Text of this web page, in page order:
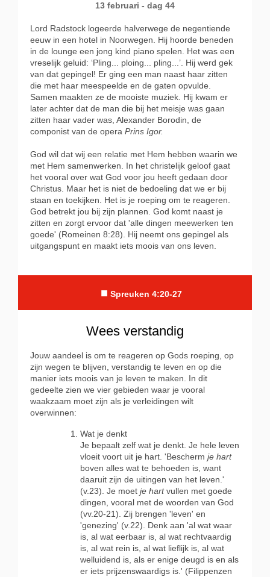
13 februari - dag 44
Lord Radstock logeerde halverwege de negentiende
eeuw in een hotel in Noorwegen. Hij hoorde beneden
in de lounge een jong kind piano spelen. Het was een
vreselijk geluid: ‘Pling... ploing... pling...’. Hij werd gek
van dat gepingel! Er ging een man naast haar zitten
die met haar meespeelde en de gaten opvulde.
Samen maakten ze de mooiste muziek. Hij kwam er
later achter dat de man die bij het meisje was gaan
zitten haar vader was, Alexander Borodin, de
componist van de opera Prins Igor.
God wil dat wij een relatie met Hem hebben waarin we
met Hem samenwerken. In het christelijk geloof gaat
het vooral over wat God voor jou heeft gedaan door
Christus. Maar het is niet de bedoeling dat we er bij
staan en toekijken. Het is je roeping om te reageren.
God betrekt jou bij zijn plannen. God komt naast je
zitten en zorgt ervoor dat 'alle dingen meewerken ten
goede' (Romeinen 8:28). Hij neemt ons gepingel als
uitgangspunt en maakt iets moois van ons leven.
■ Spreuken 4:20-27
Wees verstandig
Jouw aandeel is om te reageren op Gods roeping, op
zijn wegen te blijven, verstandig te leven en op die
manier iets moois van je leven te maken. In dit
gedeelte zien we vier gebieden waar je vooral
waakzaam moet zijn als je verleidingen wilt
overwinnen:
Wat je denkt
Je bepaalt zelf wat je denkt. Je hele leven
vloeit voort uit je hart. 'Bescherm je hart
boven alles wat te behoeden is, want
daaruit zijn de uitingen van het leven.'
(v.23). Je moet je hartvullen met goede
dingen, vooral met de woorden van God
(vv.20-21). Zij brengen 'leven' en
'genezing' (v.22). Denk aan 'al wat waar
is, al wat eerbaar is, al wat rechtvaardig
is, al wat rein is, al wat lieflijk is, al wat
welluidend is, als er enige deugd is en als
er iets prijzenswaardigs is.' (Filippenzen